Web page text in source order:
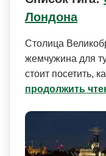
Лондона
Столица
жемчужина для
стоит посетить,
продолжить